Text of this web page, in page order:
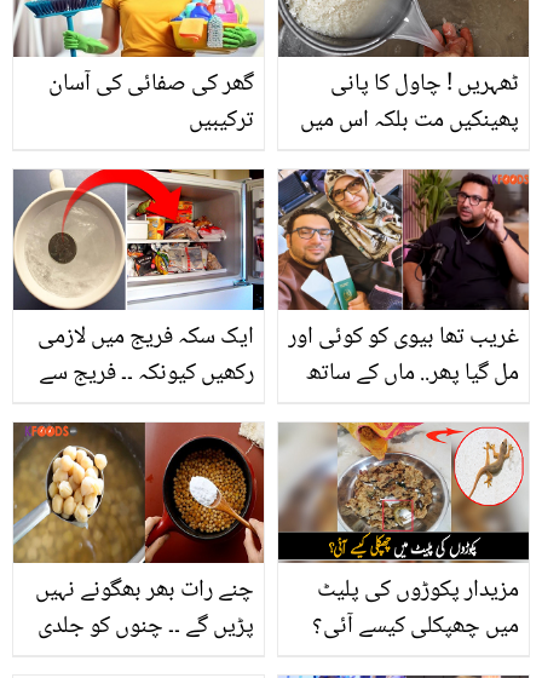
گھر کی صفائی کی آسان
ترکیبیں
ٹھہریں ! چاول کا پانی
پھینکیں مت بلکہ اس میں
ایک سکہ فریج میں لازمی
رکھیں کیونکہ ۔۔ فریج سے
باتیں جسے جاننے کے بعد
آپ کو بھی حیرانی ہوگی
غریب تھا بیوی کو کوئی اور
مل گیا پھر.. ماں کے ساتھ
سفیان کی زندگی کے چند
حقائق
چنے رات بھر بھگونے نہیں
پڑیں گے ۔۔ چنوں کو جلدی
مزیدار پکوڑوں کی پلیٹ
میں چھپکلی کیسے آئی؟